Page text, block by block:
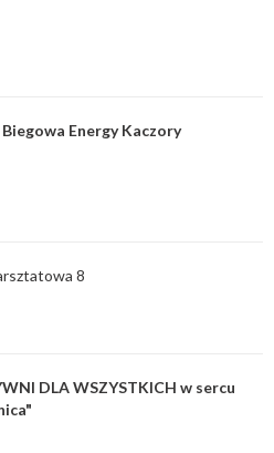
Energy Kaczory
8
DLA WSZYSTKICH w sercu